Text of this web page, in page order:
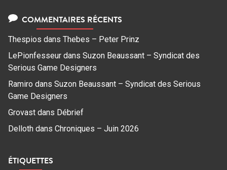
COMMENTAIRES RÉCENTS
Thespios dans Thebes – Peter Prinz
LePionfesseur dans Suzon Beaussant – Syndicat des
Serious Game Designers
Ramiro dans Suzon Beaussant – Syndicat des Serious
Game Designers
Grovast dans Débrief
Delloth dans Chroniques – Juin 2026
ÉTIQUETTES